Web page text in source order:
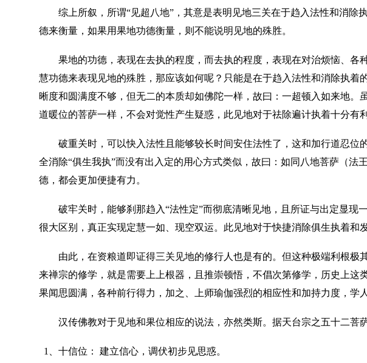
综上所叙，所谓“见超八地”，其意是表明见地三关在于趋入法性和消除
德来衡量，如果用果地功德衡量，则不能说明见地的殊胜。
果地的功德，表现在去执的程度，而去执的程度，表现在对治烦恼、各
慧功德来表现见地的殊胜，那应该如何呢？只能是在于趋入法性和消除执着
晰度和圆满度不够，但无二的本质却如佛陀一样，故曰：一超顿入如来地
道暖位的菩萨一样，不会对觉性产生疑惑，此见地对于祛除遍计执着十分有利
破重关时，可以快入法性且能够较长时间安住法性了，这和加行道忍位
全消除“俱生我执”而没有出入定的用心方式类似，故曰：如同八地菩萨（法
德，都会更加便捷有力。
破牢关时，能够刹那趋入“法性定”而彻底清晰见地，且所证与出定显现
很大区别，真正实现定慧一如、现空双运。此见地对于快捷消除俱生执着和
由此，在资粮道即证得三关见地的修行人也是有的。但这种极端利根
来禅宗的修学，就是需要上上根器，且推崇顿悟，不倡次第修学，历史上这
果闻思圆满，各种前行得力，加之、上师瑜伽强烈的相应性和加持力度，学
汉传佛教对于见地和果位相应的说法，亦然类斯。据天台宗之五十二菩
1 、十信位： 建立信心，调伏初步见思惑。